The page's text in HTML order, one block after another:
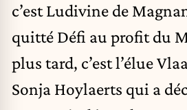
c’est Ludivine de
quitté Défi au profit du
plus tard, c’est l’élue
Sonja Hoylaerts qui a